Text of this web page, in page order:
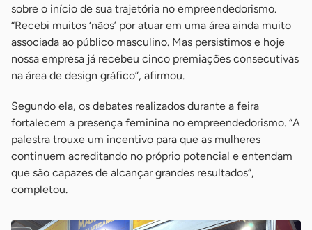
sobre o início de sua trajetória no empreendedorismo.
“Recebi muitos ‘nãos’ por atuar em uma área ainda muito
associada ao público masculino. Mas persistimos e hoje
nossa empresa já recebeu cinco premiações consecutivas
na área de design gráfico”, afirmou.
Segundo ela, os debates realizados durante a feira
fortalecem a presença feminina no empreendedorismo. “A
palestra trouxe um incentivo para que as mulheres
continuem acreditando no próprio potencial e entendam
que são capazes de alcançar grandes resultados”,
completou.